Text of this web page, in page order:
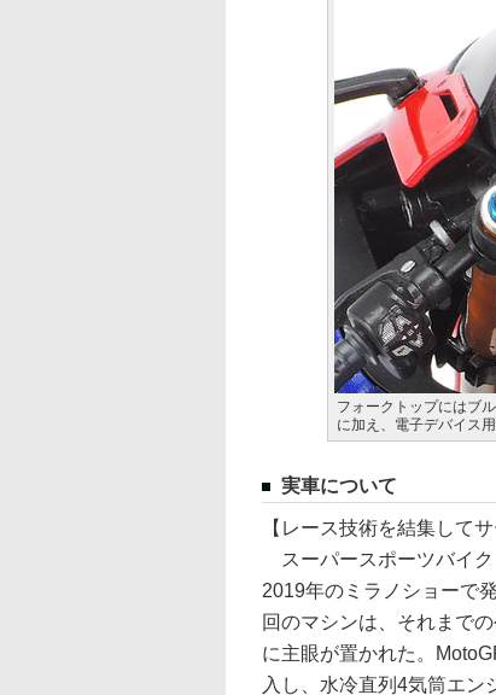
フォークトップにはブ
に加え、電子デバイス
実車について
【レース技術を結集して
スーパースポーツバイ
2019年のミラノショーで
回のマシンは、それまで
に主眼が置かれた。
入し、水冷直列4気筒エン